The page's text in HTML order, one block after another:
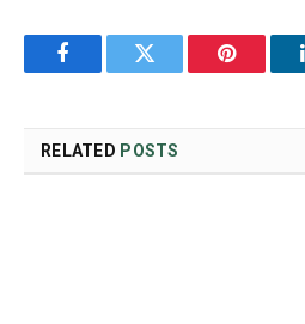
FacebookTwitter Pinterest
RELATED POSTS